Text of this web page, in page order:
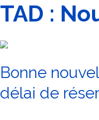
TAD :
Bonne
délai de